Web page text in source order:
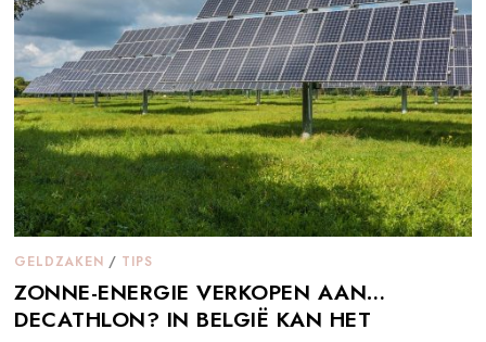
GELDZAKEN / TIPS
ZONNE-ENERGIE VERKOPEN AAN…
DECATHLON? IN BELGIË KAN HET